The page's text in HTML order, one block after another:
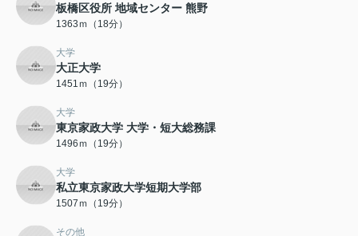
板橋区役所 地域センター 熊野
1363ｍ（18分）
大学
大正大学
1451ｍ（19分）
大学
東京家政大学 大学・短大総務課
1496ｍ（19分）
大学
私立東京家政大学短期大学部
1507ｍ（19分）
その他